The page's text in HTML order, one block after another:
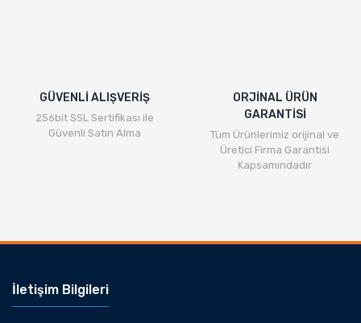
GÜVENLİ ALIŞVERİŞ
256bit SSL Sertifikası ile
Güvenli Satın Alma
ORJİNAL ÜRÜN
GARANTİSİ
Tüm Ürünlerimiz orijinal ve
Üretici Firma Garantisi
Kapsamındadır
İletişim Bilgileri